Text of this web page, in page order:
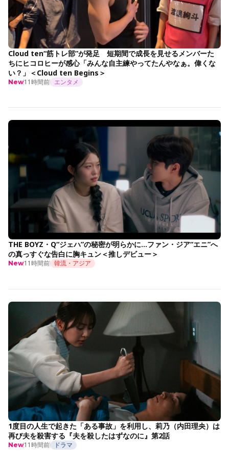
Cloud ten“筋トレ部”が発足 短期間で成長を見せるメンバーた
ちにヒコロヒーが感心「みんな自主練やってたんやなぁ。偉くな
い？」＜Cloud ten Begins＞
New11時間前 エンタメ
THE BOYZ・Q“ジェハ”の秘密が明らかに…ファン・ジア“エニ”へ
の真っすぐな告白に胸キュン＜推しデビュー＞
New11時間前 韓流・アジア
1度目の人生で起きた「ある事故」を利用し、莉乃（内田理央）は
再び夫を殺害する『夫を殺したはずなのに』第2話
New11時間前 ドラマ